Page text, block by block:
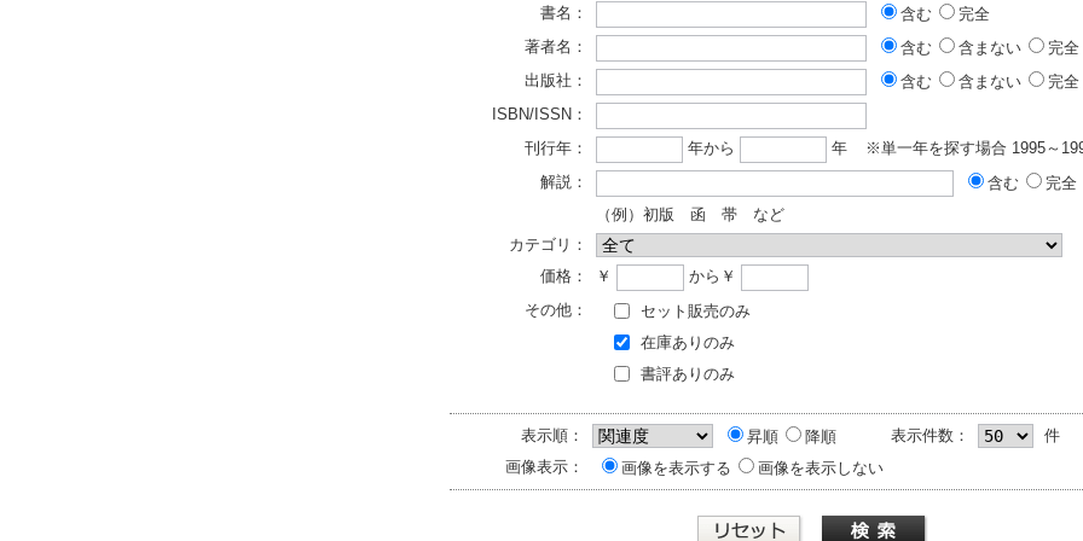
書名： 含む
完全
著者名：
含む 含まない
完全
出版社：
含む 含まない
完全
ISBN/ISSN：
刊行年：
年から 年
※単一年を探す場合 1995～
解説：
含む
完全
（例）初版 函 帯 など
カテゴリ：
価格：
￥
から￥
その他：
セット販売のみ
在庫ありのみ
書評ありのみ
表示順： 昇順 降順 表示件数：
件
画像表示：
画像を表示する 画像を表示しない